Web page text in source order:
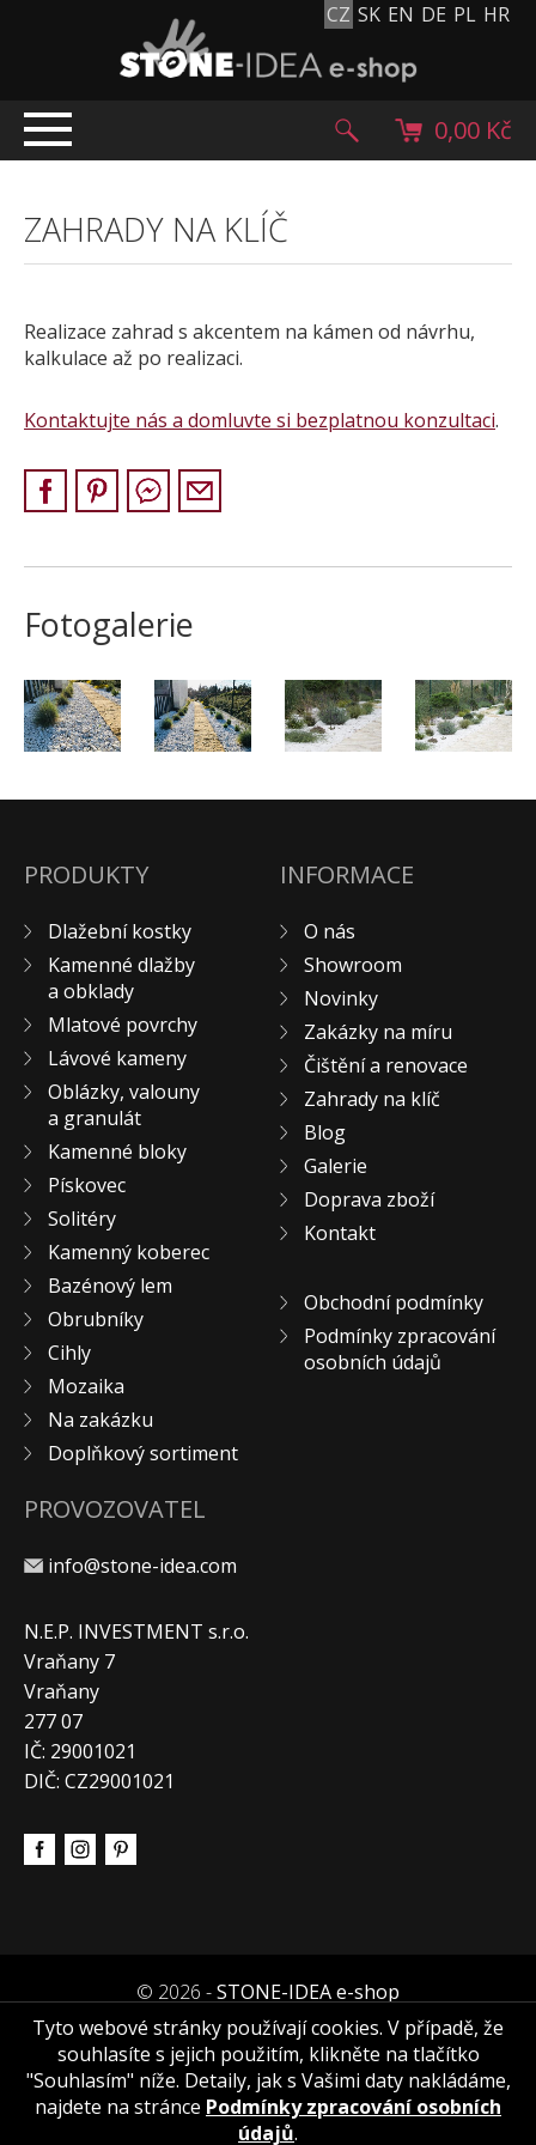
CZ SK EN DE PL HR
TOP NABÍDKA
PRODUKTY
Dlažební kostky
Lávové kameny
Kamenné dlažby a obklady
Pískovec
Kamenné bloky
BERA GRAVEL FIX
Creative Floor
KAMENNÉ DLAŽBY, OBKLADY
MLATOVÉ POVRCHY
ZAKÁZKY NA MÍRU
VÝPRODEJ
NOVINKY
BLOG
KONTAKT
0,00 Kč
ZAHRADY NA KLÍČ
Realizace zahrad s akcentem na kámen od návrhu,
kalkulace až po realizaci.
Kontaktujte nás a domluvte si bezplatnou konzultaci.
Fotogalerie
PRODUKTY
Dlažební kostky
Kamenné dlažby
a obklady
Mlatové povrchy
Lávové kameny
Oblázky, valouny
a granulát
Kamenné bloky
Pískovec
Solitéry
Kamenný koberec
Bazénový lem
Obrubníky
Cihly
Mozaika
Na zakázku
Doplňkový sortiment
INFORMACE
O nás
Showroom
Novinky
Zakázky na míru
Čištění a renovace
Zahrady na klíč
Blog
Galerie
Doprava zboží
Kontakt
Obchodní podmínky
Podmínky zpracování
osobních údajů
PROVOZOVATEL
info@stone-idea.com
N.E.P. INVESTMENT s.r.o.
Vraňany 7
Vraňany
277 07
IČ: 29001021
DIČ: CZ29001021
© 2026 -STONE-IDEA e-shop
Tyto webové stránky používají cookies. V případě, že
souhlasíte s jejich použitím, klikněte na tlačítko
"Souhlasím" níže. Detaily, jak s Vašimi daty nakládáme,
najdete na stránce Podmínky zpracování osobních
údajů.